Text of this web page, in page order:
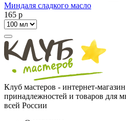
Миндаля сладкого масло
165 p
Клуб мастеров - интернет-
принадлежностей и товаров для
всей России